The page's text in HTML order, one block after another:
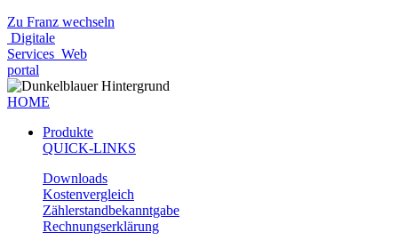
Zu Franz wechseln
Digitale
Services Web
portal
HOME
Produkte
QUICK-LINKS
Downloads
Kostenvergleich
Zählerstandbekanntgabe
Rechnungserklärung